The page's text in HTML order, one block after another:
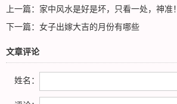
上一篇： 家中风水是好是坏，只看一处，神准！
下一篇： 女子出嫁大吉的月份有哪些
文章评论
姓名：